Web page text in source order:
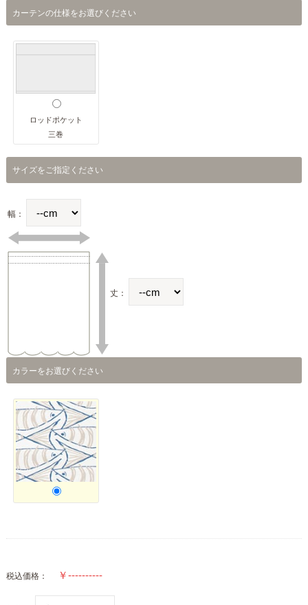
カーテンの仕様をお選びください
ロッドポケット
三巻
サイズをご指定ください
幅：
丈：
カラーをお選びください
税込価格：